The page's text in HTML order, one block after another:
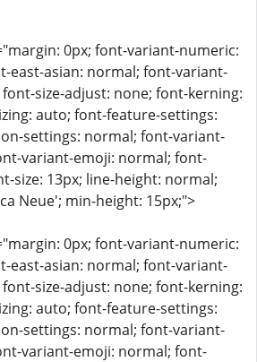
0px; font-variant-numeric:
east-asian: normal; font-variant-
size-adjust: none; font-kerning:
auto; font-feature-settings:
settings: normal; font-variant-
variant-emoji: normal; font-
size: 13px; line-height: normal;
Neue'; min-height: 15px;">
0px; font-variant-numeric:
east-asian: normal; font-variant-
size-adjust: none; font-kerning:
auto; font-feature-settings:
settings: normal; font-variant-
variant-emoji: normal; font-